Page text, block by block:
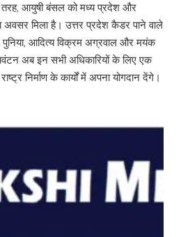
आयुषी बंसल को मध्य प्रदेश और
अवसर मिला है। उत्तर प्रदेश कैडर पाने वाले
आदित्य विक्रम अग्रवाल और मयंक
अब इन सभी अधिकारियों के लिए एक
निर्माण के कार्यों में अपना योगदान देंगे।